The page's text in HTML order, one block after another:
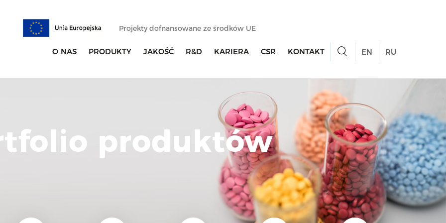
Projekty dofnansowane ze środków UE
O NAS PRODUKTY JAKOŚĆ R&D KARIERA CSR KONTAKT EN RU
produktów